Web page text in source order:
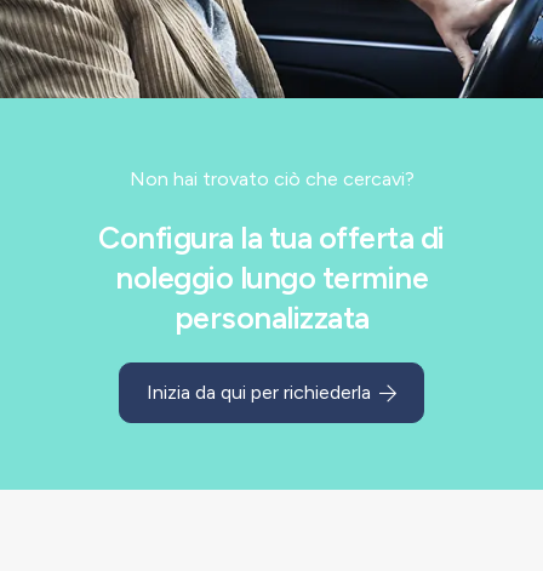
Non hai trovato ciò che cercavi?
Configura la tua offerta di
noleggio lungo termine
personalizzata
Inizia da qui per richiederla